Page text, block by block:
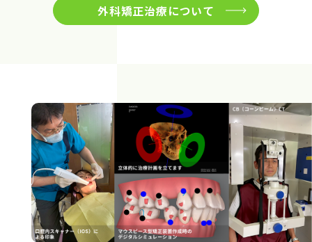
外科矯正治療について